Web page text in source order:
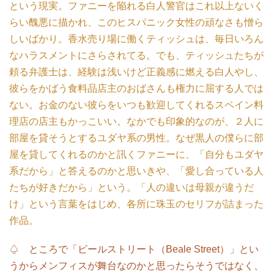
という現実。ファニーを陥れる白人警官はこれ以上ないく
らい醜悪に描かれ、このヒスパニック女性の頑なさも憎ら
しいばかり。香水売り場に働くティッシュは、毎日いろん
なハラスメントにさらされてる。 でも、ティッシュたちが
頼る弁護士は、経験は浅いけど正義感に燃える白人やし、
彼らをかばう食料品店主のおばさんも権力に屈する人では
ない。お金のない彼らをいつも歓迎してくれるスペイン料
理店の店主もかっこいい。なかでも印象的なのが、２人に
部屋を貸そうとするユダヤ系の男性。なぜ黒人の僕らに部
屋を貸してくれるのかと訊くファニーに、「自分もユダヤ
系だから」と答えるのかと思いきや、「愛し合っている人
たちが好きだから」という。「人の違いは母親が違うだ
け」という言葉をはじめ、各所に珠玉のセリフが詰まった
作品。
♤ ところで「ビールストリート（Beale Street）」とい
うからメンフィスが舞台なのかと思ったらそうではなく、